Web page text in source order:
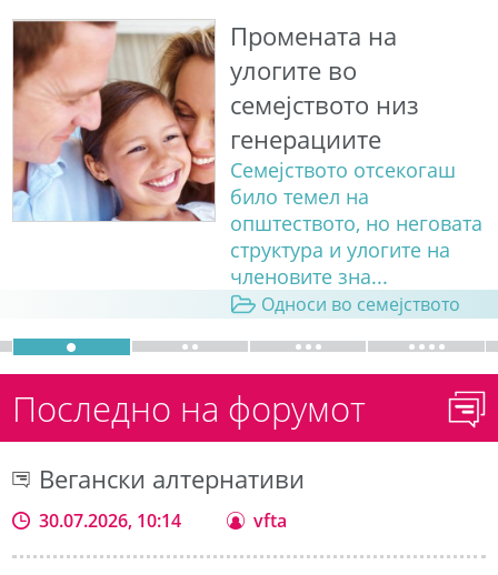
Промената на
улогите во
семејството низ
генерациите
Семејството отсекогаш
било темел на
општеството, но неговата
структура и улогите на
членовите зна...
Односи во семејството
Последно на форумот
Вегански алтернативи
30.07.2026, 10:14 vfta